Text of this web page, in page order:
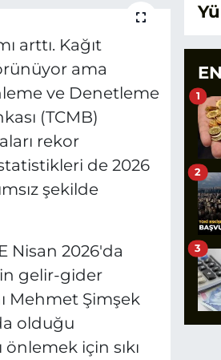
arttı. Kağıt
ama
ve Denetleme
(TCMB)
rekor
de 2026
şekilde
Nisan 2026'da
gelir-gider
Mehmet Şimşek
olduğu
için sıkı
1
2
3